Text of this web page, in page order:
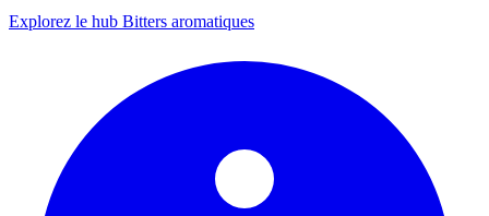
Explorez le hub Bitters aromatiques